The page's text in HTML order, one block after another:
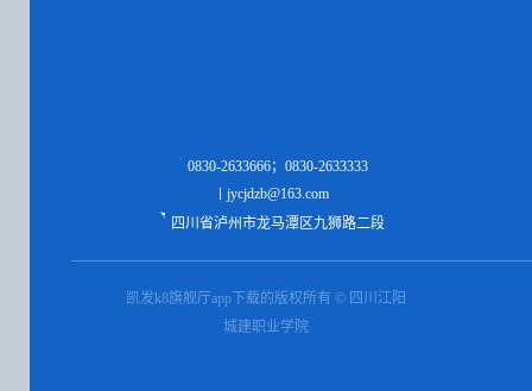
0830-2633666；0830-2633333
jycjdzb@163.com
四川省泸州市龙马潭区九狮路二段
凯发k8旗舰厅app下载的版权所有 © 四川江阳
城建职业学院